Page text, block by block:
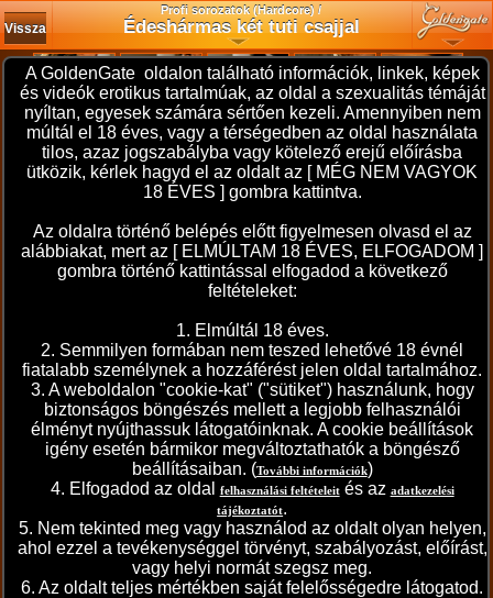
Profi sorozatok (Hardcore) /
Édeshármas két tuti csajjal
Vissza
A GoldenGate oldalon található információk, linkek, képek
és videók erotikus tartalmúak, az oldal a szexualitás témáját
nyíltan, egyesek számára sértően kezeli. Amennyiben nem
múltál el 18 éves, vagy a térségedben az oldal használata
tilos, azaz jogszabályba vagy kötelező erejű előírásba
ütközik, kérlek hagyd el az oldalt az [ MÉG NEM VAGYOK
18 ÉVES ] gombra kattintva.
Az oldalra történő belépés előtt figyelmesen olvasd el az
alábbiakat, mert az [ ELMÚLTAM 18 ÉVES, ELFOGADOM ]
gombra történő kattintással elfogadod a következő
feltételeket:
1. Elmúltál 18 éves.
2. Semmilyen formában nem teszed lehetővé 18 évnél
fiatalabb személynek a hozzáférést jelen oldal tartalmához.
3. A weboldalon "cookie-kat" ("sütiket") használunk, hogy
biztonságos böngészés mellett a legjobb felhasználói
élményt nyújthassuk látogatóinknak. A cookie beállítások
igény esetén bármikor megváltoztathatók a böngésző
beállításaiban. (További információk)
4. Elfogadod az oldal
felhasználási feltételeités az adatkezelési
tájékoztatót.
5. Nem tekinted meg vagy használod az oldalt olyan helyen,
ahol ezzel a tevékenységgel törvényt, szabályozást, előírást,
vagy helyi normát szegsz meg.
6. Az oldalt teljes mértékben saját felelősségedre látogatod.
‹ »
›
/ 3
A sorozat adatai
2026. május 13.